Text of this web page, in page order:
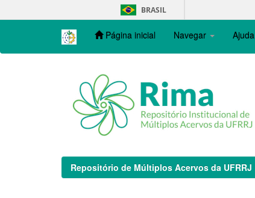
navigation
BRASIL
Página inicial Navegar Ajuda
Repositório de Múltiplos Acervos da UFRRJ